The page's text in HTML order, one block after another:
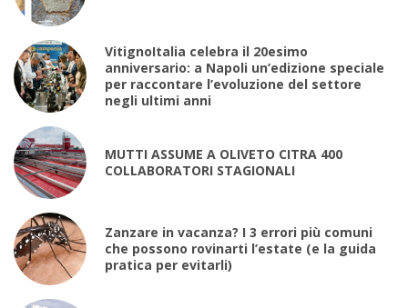
VitignoItalia celebra il 20esimo
anniversario: a Napoli un’edizione speciale
per raccontare l’evoluzione del settore
negli ultimi anni
MUTTI ASSUME A OLIVETO CITRA 400
COLLABORATORI STAGIONALI
Zanzare in vacanza? I 3 errori più comuni
che possono rovinarti l’estate (e la guida
pratica per evitarli)